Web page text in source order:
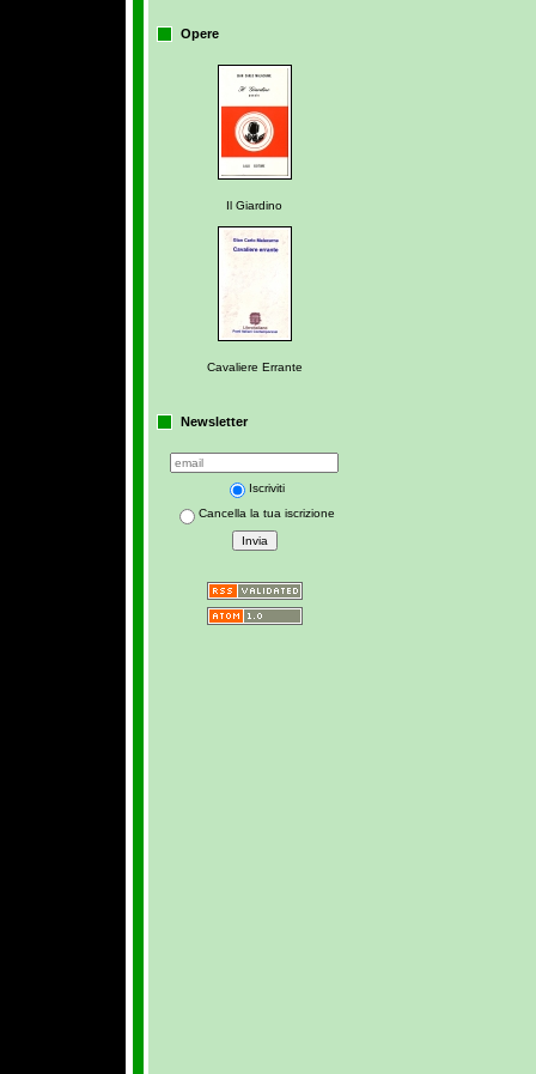
Opere
Il Giardino
Cavaliere Errante
Newsletter
Iscriviti
Cancella la tua iscrizione